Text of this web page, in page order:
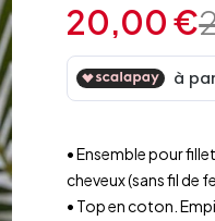
20,00€
• Ensemble pour
cheveux (sans fil de
• Top en coton.